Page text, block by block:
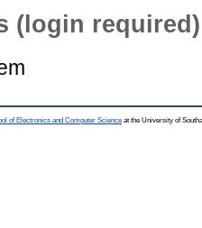
(login required)
of Electronics and Computer Science at the University of